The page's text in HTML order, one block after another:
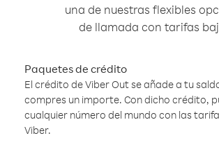
una de nuestras flexibles
de llamada con tarifas
Paquetes de crédito
El crédito de Viber Out se añade a tu
compres un importe. Con dicho crédito,
cualquier número del mundo con las
Viber.